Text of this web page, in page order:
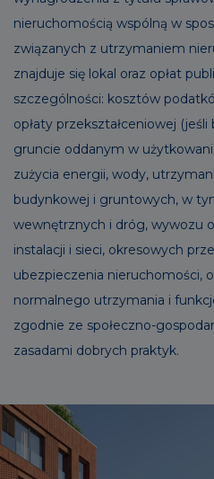
nieruchomością wspólną w
związanych z utrzymaniem
znajduje się lokal oraz opłat
szczególności: kosztów
opłaty przekształceniowej
gruncie oddanym w
zużycia energii, wody,
budynkowej i gruntowych, w
wewnętrznych i dróg, wywozu
instalacji i sieci, okresowych
ubezpieczenia nieruchomości,
normalnego utrzymania i
zgodnie ze społeczno-
zasadami dobrych praktyk.